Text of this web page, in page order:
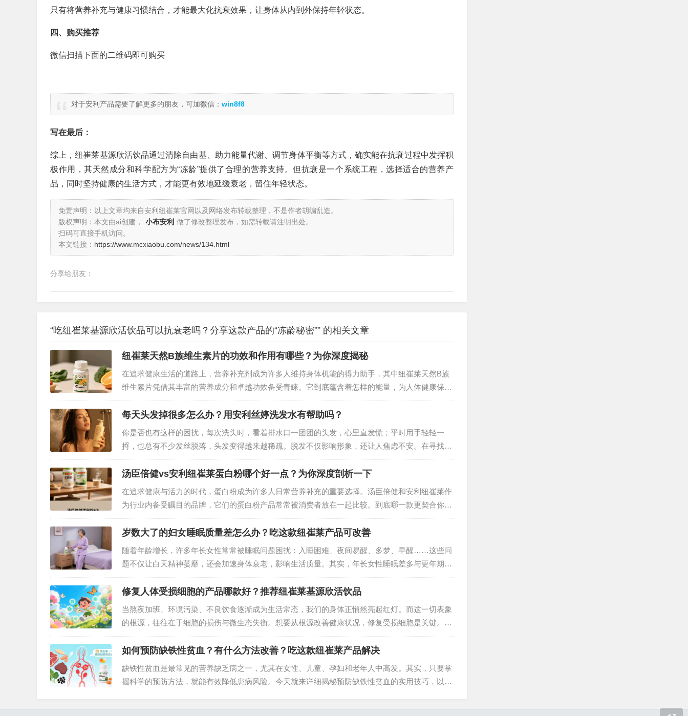
只有将营养补充与健康习惯结合，才能最大化抗衰效果，让身体从内到外保持年轻状态。
四、购买推荐
微信扫描下面的二维码即可购买
对于安利产品需要了解更多的朋友，可加微信： win8f8
写在最后：
综上，纽崔莱基源欣活饮品通过清除自由基、助力能量代谢、调节身体平衡等方式，确实能在抗衰过程中发挥积
极作用，其天然成分和科学配方为“冻龄”提供了合理的营养支持。但抗衰是一个系统工程，选择适合的营养产
品，同时坚持健康的生活方式，才能更有效地延缓衰老，留住年轻状态。
免责声明：以上文章均来自安利纽崔莱官网以及网络发布转载整理，不是作者胡编乱造。
版权声明：本文由ai创建，
小布安利 做了修改整理发布，如需转载请注明出处。
扫码可直接手机访问。
本文链接： https://www.mcxiaobu.com/news/134.html
分享给朋友：
“吃纽崔莱基源欣活饮品可以抗衰老吗？分享这款产品的“冻龄秘密”” 的相关文章
纽崔莱天然B族维生素片的功效和作用有哪些？为你深度揭秘
在追求健康生活的道路上，营养补充剂成为许多人维持身体机能的得力助手，其中纽崔莱天然B族
维生素片凭借其丰富的营养成分和卓越功效备受青睐。它到底蕴含着怎样的能量，为人体健康保驾
护航？接下来就为你全方位解读。…
每天头发掉很多怎么办？用安利丝婷洗发水有帮助吗？
你是否也有这样的困扰，每次洗头时，看着排水口一团团的头发，心里直发慌；平时用手轻轻一
捋，也总有不少发丝脱落，头发变得越来越稀疏。脱发不仅影响形象，还让人焦虑不安。在寻找防
脱洗发水的道路上，很多人听说了安利丝婷洗发水，它真能改善掉发问题吗？今天就来一探究竟。
…
汤臣倍健vs安利纽崔莱蛋白粉哪个好一点？为你深度剖析一下
在追求健康与活力的时代，蛋白粉成为许多人日常营养补充的重要选择。汤臣倍健和安利纽崔莱作
为行业内备受瞩目的品牌，它们的蛋白粉产品常常被消费者放在一起比较。到底哪一款更契合你的
需求？接下来，我们将从原料组成、营养成分、价格定位、口感体验、适用人群和品牌背景六个维
度展开深度剖析。…
岁数大了的妇女睡眠质量差怎么办？吃这款纽崔莱产品可改善
随着年龄增长，许多年长女性常常被睡眠问题困扰：入睡困难、夜间易醒、多梦、早醒……这些问
题不仅让白天精神萎靡，还会加速身体衰老，影响生活质量。其实，年长女性睡眠差多与更年期激
素变化、身体机能衰退密切相关，而纽崔莱更年期保养片凭借科学配方，能从根源上改善睡眠，让
优质睡眠不再是奢望。…
修复人体受损细胞的产品哪款好？推荐纽崔莱基源欣活饮品
当熬夜加班、环境污染、不良饮食逐渐成为生活常态，我们的身体正悄然亮起红灯。而这一切表象
的根源，往往在于细胞的损伤与微生态失衡。想要从根源改善健康状况，修复受损细胞是关键。在
琳琅满目的健康产品中，安利纽崔莱基源欣活饮品凭借前沿科技与卓越功效脱颖而出，成为众多健
康追求者的信赖之选。…
如何预防缺铁性贫血？有什么方法改善？吃这款纽崔莱产品解决
缺铁性贫血是最常见的营养缺乏病之一，尤其在女性、儿童、孕妇和老年人中高发。其实，只要掌
握科学的预防方法，就能有效降低患病风险。今天就来详细揭秘预防缺铁性贫血的实用技巧，以及